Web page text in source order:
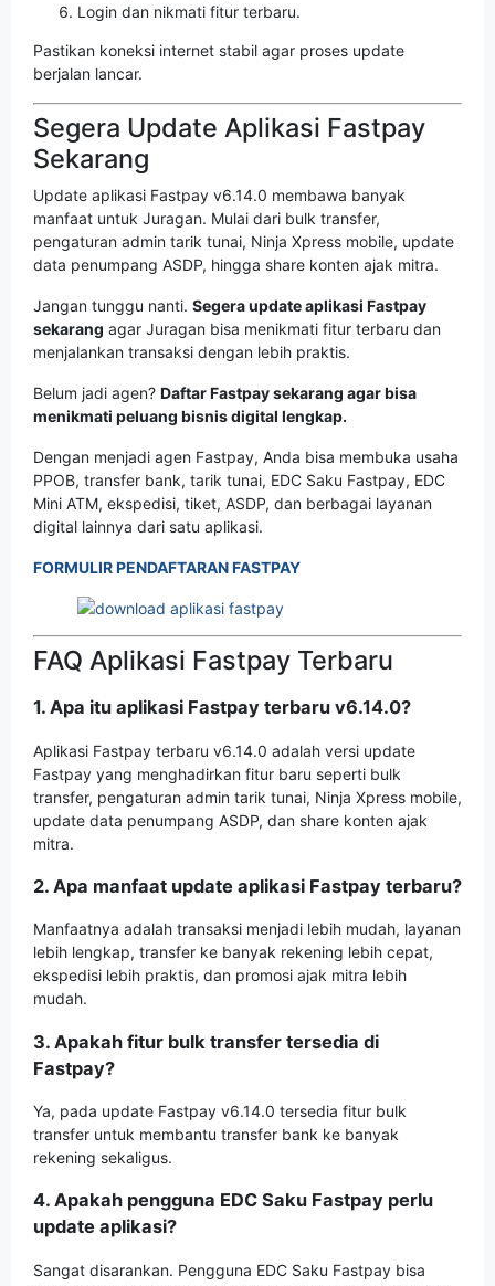
Login dan nikmati fitur terbaru.
Pastikan koneksi internet stabil agar proses update
berjalan lancar.
Segera Update Aplikasi Fastpay
Sekarang
Update aplikasi Fastpay v6.14.0 membawa banyak
manfaat untuk Juragan. Mulai dari bulk transfer,
pengaturan admin tarik tunai, Ninja Xpress mobile, update
data penumpang ASDP, hingga share konten ajak mitra.
Jangan tunggu nanti. Segera update aplikasi Fastpay
sekarang agar Juragan bisa menikmati fitur terbaru dan
menjalankan transaksi dengan lebih praktis.
Belum jadi agen? Daftar Fastpay sekarang agar bisa
menikmati peluang bisnis digital lengkap.
Dengan menjadi agen Fastpay, Anda bisa membuka usaha
PPOB, transfer bank, tarik tunai, EDC Saku Fastpay, EDC
Mini ATM, ekspedisi, tiket, ASDP, dan berbagai layanan
digital lainnya dari satu aplikasi.
FORMULIR PENDAFTARAN FASTPAY
FAQ Aplikasi Fastpay Terbaru
1. Apa itu aplikasi Fastpay terbaru v6.14.0?
Aplikasi Fastpay terbaru v6.14.0 adalah versi update
Fastpay yang menghadirkan fitur baru seperti bulk
transfer, pengaturan admin tarik tunai, Ninja Xpress mobile,
update data penumpang ASDP, dan share konten ajak
mitra.
2. Apa manfaat update aplikasi Fastpay terbaru?
Manfaatnya adalah transaksi menjadi lebih mudah, layanan
lebih lengkap, transfer ke banyak rekening lebih cepat,
ekspedisi lebih praktis, dan promosi ajak mitra lebih
mudah.
3. Apakah fitur bulk transfer tersedia di
Fastpay?
Ya, pada update Fastpay v6.14.0 tersedia fitur bulk
transfer untuk membantu transfer bank ke banyak
rekening sekaligus.
4. Apakah pengguna EDC Saku Fastpay perlu
update aplikasi?
Sangat disarankan. Pengguna EDC Saku Fastpay bisa